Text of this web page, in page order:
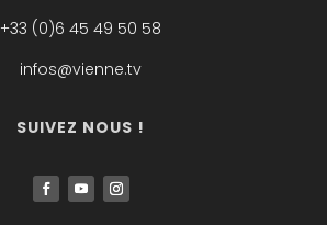
+33 (0)6 45 49 50 58
infos@vienne.tv
SUIVEZ NOUS !